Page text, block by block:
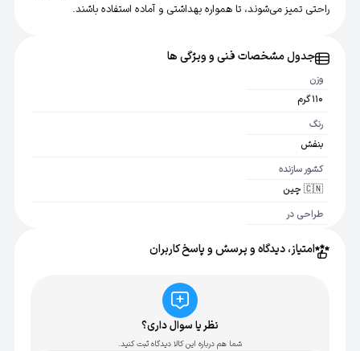
راحتی تمیز می‌شوند، تا همواره بهداشتی و آماده استفاده باشند.
جدول مشخصات فنی و ویژگی ها
وزن
110 گرم
رنگ
بنفش
کشور سازنده
🇨🇳 چین
طراحی در
نوع باتری
امتیاز، دیدگاه و پرسش و پاسخ کاربران
نظر یا سوال داری؟
شما هم درباره این کالا دیدگاه ثبت کنید.